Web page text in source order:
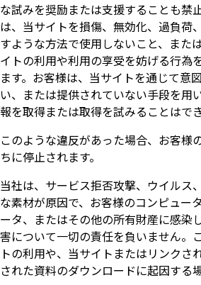
な試みを奨励または支援することも禁
は、当サイトを損傷、無効化、過負荷
すような方法で使用しないこと、また
イトの利用や利用の享受を妨げる行為
ます。お客様は、当サイトを通じて意
い、または提供されていない手段を用
報を取得または取得を試みることはで
このような違反があった場合、お客様
ちに停止されます。
当社は、サービス拒否攻撃、ウイルス
な素材が原因で、お客様のコンピュー
ータ、またはその他の所有財産に感染
害について一切の責任を負いません。
トの利用や、当サイトまたはリンクさ
された資料のダウンロードに起因する